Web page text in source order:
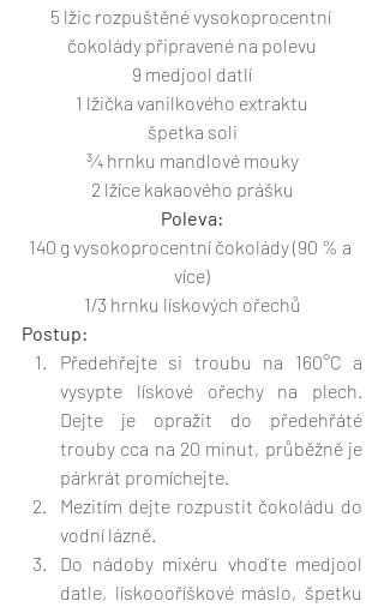
5 lžic rozpuštěné vysokoprocentní
čokolády připravené na polevu
9 medjool datlí
1 lžička vanilkového extraktu
špetka soli
¾ hrnku mandlové mouky
2 lžíce kakaového prášku
Poleva:
140 g vysokoprocentní čokolády (90 % a
více)
1/3 hrnku lískových ořechů
Postup:
Předehřejte si troubu na 160°C a
vysypte lískové ořechy na plech.
Dejte je opražit do předehřáté
trouby cca na 20 minut, průběžně je
párkrát promíchejte.
Mezitím dejte rozpustit čokoládu do
vodní lázně.
Do nádoby mixéru vhoďte medjool
datle, lískoooříškové máslo, špetku